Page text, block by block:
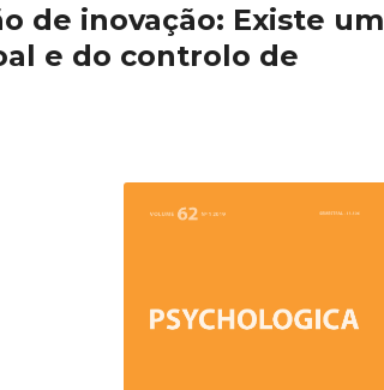
de inovação: Existe um
e do controlo de